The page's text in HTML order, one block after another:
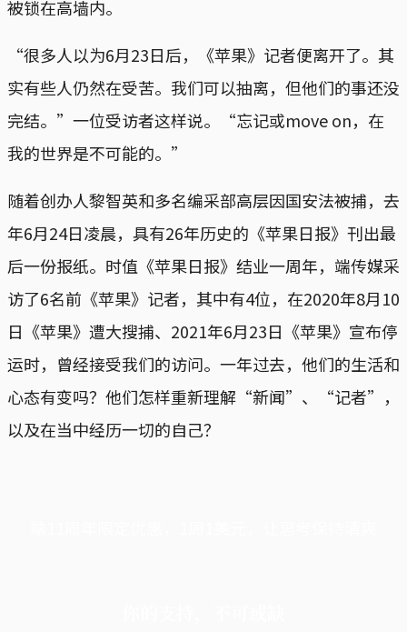
被锁在高墙内。
“很多人以为6月23日后，《苹果》记者便离开了。其
实有些人仍然在受苦。我们可以抽离，但他们的事还没
完结。”一位受访者这样说。“忘记或move on，在
我的世界是不可能的。”
随着创办人黎智英和多名编采部高层因国安法被捕，去
年6月24日凌晨，具有26年历史的《苹果日报》刊出最
后一份报纸。时值《苹果日报》结业一周年，端传媒采
访了6名前《苹果》记者，其中有4位，在2020年8月10
日《苹果》遭大搜捕、2021年6月23日《苹果》宣布停
运时，曾经接受我们的访问。一年过去，他们的生活和
心态有变吗？他们怎样重新理解“新闻”、“记者”，
以及在当中经历一切的自己？